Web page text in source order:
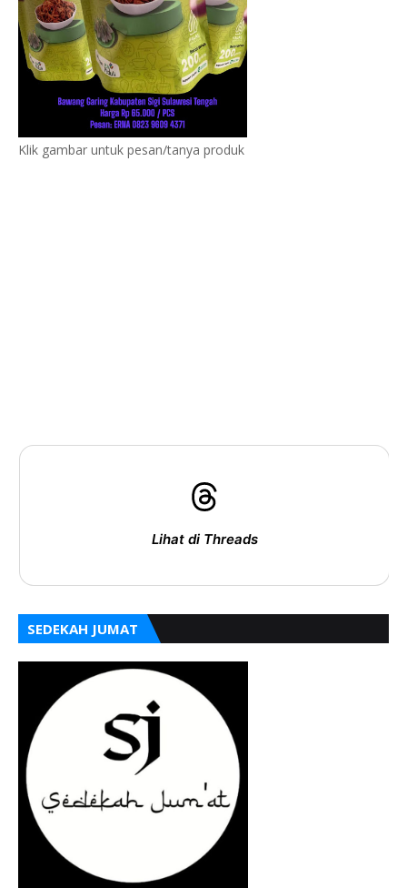
Klik gambar untuk pesan/tanya produk
Lihat di Threads
SEDEKAH JUMAT